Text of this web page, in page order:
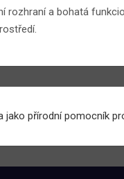
rozhraní a bohatá
jako přírodní pomocník